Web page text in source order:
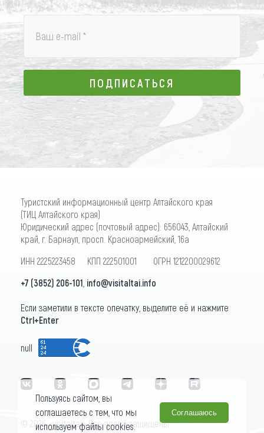
Ваш e-mail *
ПОДПИСАТЬСЯ
ПОДПИСАТЬСЯ
Туристский информационный центр Алтайского края
(ТИЦ Алтайского края)
Юридический адрес (почтовый адрес): 656043, Алтайский
край, г. Барнаул, просп. Красноармейский, 16а
ИНН 2225223458 КПП 222501001 ОГРН 1212200029612
+7 (3852) 206-101 info@visitaltai.info
Если заметили в тексте опечатку, выделите её и нажмите
Ctrl+Enter
null
© 2026 «visitaltai» Все права защищены.
Пользуясь сайтом, вы
соглашаетесь с тем, что мы
используем файлы cookies.
Соглашаюсь